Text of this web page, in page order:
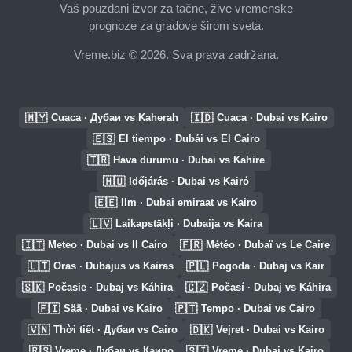
Vaš pouzdani izvor za tačne, žive vremenske
prognoze za gradove širom sveta.
Vreme.biz © 2026. Sva prava zadržana.
🇲🇾 Cuaca · Дубаи vs Kaherah 🇮🇩 Cuaca · Dubai vs Kairo
🇪🇸 El tiempo · Dubái vs El Cairo
🇹🇷 Hava durumu · Dubai vs Kahire
🇭🇺 Időjárás · Dubai vs Kairó
🇪🇪 Ilm · Dubai emiraat vs Kairo
🇱🇻 Laikapstākļi · Dubaija vs Kaira
🇮🇹 Meteo · Dubai vs Il Cairo 🇫🇷 Météo · Dubaï vs Le Caire
🇱🇹 Oras · Dubajus vs Kairas 🇵🇱 Pogoda · Dubaj vs Kair
🇸🇰 Počasie · Dubaj vs Káhira 🇨🇿 Počasí · Dubaj vs Káhira
🇫🇮 Sää · Dubai vs Kairo 🇵🇹 Tempo · Dubai vs Cairo
🇻🇳 Thời tiết · Дубаи vs Cairo 🇩🇰 Vejret · Dubai vs Kairo